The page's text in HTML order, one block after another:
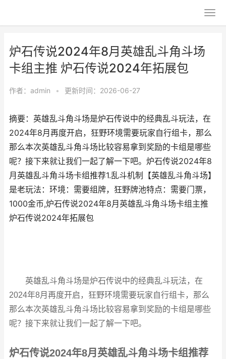
炉石传说2024年8月英雄乱斗角斗场
卡组主推 炉石传说2024年拓展包
作者： admin • 更新时间：2026-06-27
摘要：英雄乱斗角斗场是炉石传说中的经典乱斗玩法，在
2024年8月再度开启，狂野环境需要玩家自行组卡，那么
那么本次英雄乱斗角斗场比较容易拿到奖励的卡组是哪些
呢？接下来就让我们一起了解一下吧。炉石传说2024年8
月英雄乱斗角斗场卡组推荐1.乱斗机制【英雄乱斗角斗场】
是老玩法：环境：需要组牌，狂野牌池特点：需要门票，
1000金币,炉石传说2024年8月英雄乱斗角斗场卡组主推
炉石传说2024年拓展包
英雄乱斗角斗场是炉石传说中的经典乱斗玩法，在
2024年8月再度开启，狂野环境需要玩家自行组卡，那么
那么本次英雄乱斗角斗场比较容易拿到奖励的卡组是哪些
呢？接下来就让我们一起了解一下吧。
炉石传说2024年8月英雄乱斗角斗场卡组推荐